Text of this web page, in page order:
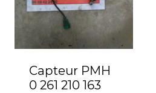
Capteur PMH
0 261 210 163